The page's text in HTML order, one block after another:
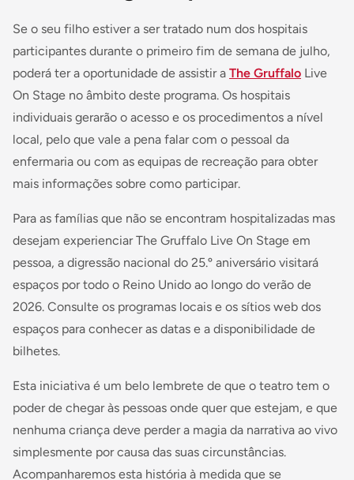
Se o seu filho estiver a ser tratado num dos hospitais
participantes durante o primeiro fim de semana de julho,
poderá ter a oportunidade de assistir a The Gruffalo Live
On Stage no âmbito deste programa. Os hospitais
individuais gerarão o acesso e os procedimentos a nível
local, pelo que vale a pena falar com o pessoal da
enfermaria ou com as equipas de recreação para obter
mais informações sobre como participar.
Para as famílias que não se encontram hospitalizadas mas
desejam experienciar The Gruffalo Live On Stage em
pessoa, a digressão nacional do 25.º aniversário visitará
espaços por todo o Reino Unido ao longo do verão de
2026. Consulte os programas locais e os sítios web dos
espaços para conhecer as datas e a disponibilidade de
bilhetes.
Esta iniciativa é um belo lembrete de que o teatro tem o
poder de chegar às pessoas onde quer que estejam, e que
nenhuma criança deve perder a magia da narrativa ao vivo
simplesmente por causa das suas circunstâncias.
Acompanharemos esta história à medida que se